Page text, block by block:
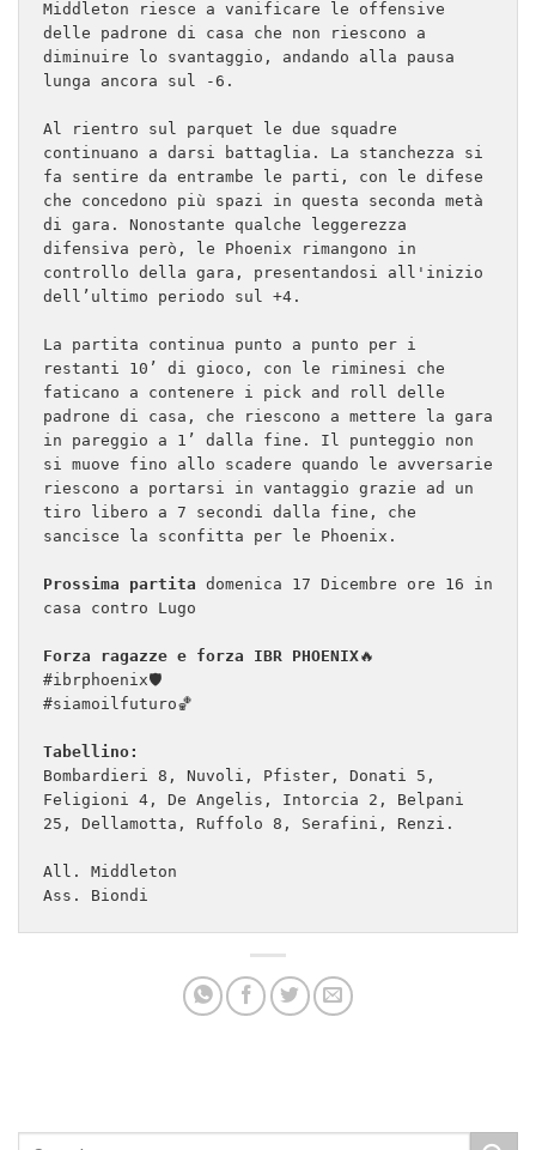
Middleton riesce a vanificare le offensive
delle padrone di casa che non riescono a
diminuire lo svantaggio, andando alla pausa
lunga ancora sul -6.
Al rientro sul parquet le due squadre
continuano a darsi battaglia. La stanchezza si
fa sentire da entrambe le parti, con le difese
che concedono più spazi in questa seconda metà
di gara. Nonostante qualche leggerezza
difensiva però, le Phoenix rimangono in
controllo della gara, presentandosi all'inizio
dell’ultimo periodo sul +4.
La partita continua punto a punto per i
restanti 10’ di gioco, con le riminesi che
faticano a contenere i pick and roll delle
padrone di casa, che riescono a mettere la gara
in pareggio a 1’ dalla fine. Il punteggio non
si muove fino allo scadere quando le avversarie
riescono a portarsi in vantaggio grazie ad un
tiro libero a 7 secondi dalla fine, che
sancisce la sconfitta per le Phoenix.
Prossima partita domenica 17 Dicembre ore 16 in
casa contro Lugo
Forza ragazze e forza IBR PHOENIX🔥
#ibrphoenix🛡
#siamoilfuturo🏀
Tabellino:
Bombardieri 8, Nuvoli, Pfister, Donati 5,
Feligioni 4, De Angelis, Intorcia 2, Belpani
25, Dellamotta, Ruffolo 8, Serafini, Renzi.
All. Middleton
Ass. Biondi